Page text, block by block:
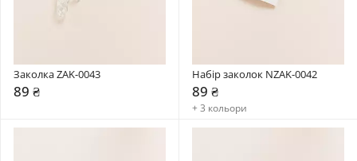
Заколка ZAK-0043
89 ₴
Набір заколок NZAK-0042
89 ₴
+ 3 кольори